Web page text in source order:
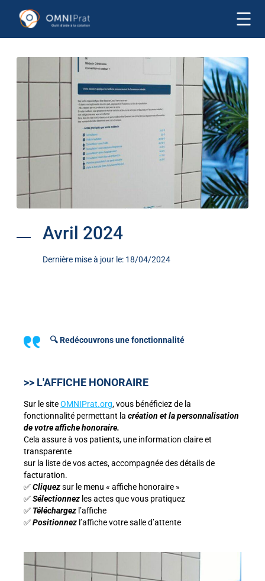
Avril 2024
Dernière mise à jour le: 18/04/2024
🔍 Redécouvrons une fonctionnalité
>> L'AFFICHE HONORAIRE
Sur le siteOMNIPrat.org, vous bénéficiez de la
fonctionnalité permettant la création et la personnalisation
de votre affiche honoraire.
Cela assure à vos patients, une information claire et
transparente
sur la liste de vos actes, accompagnée des détails de
facturation.
✅Cliquezsur le menu « affiche honoraire »
✅Sélectionnez les actes que vous pratiquez
✅ Téléchargez l’affiche
✅Positionnez l’affiche votre salle d’attente